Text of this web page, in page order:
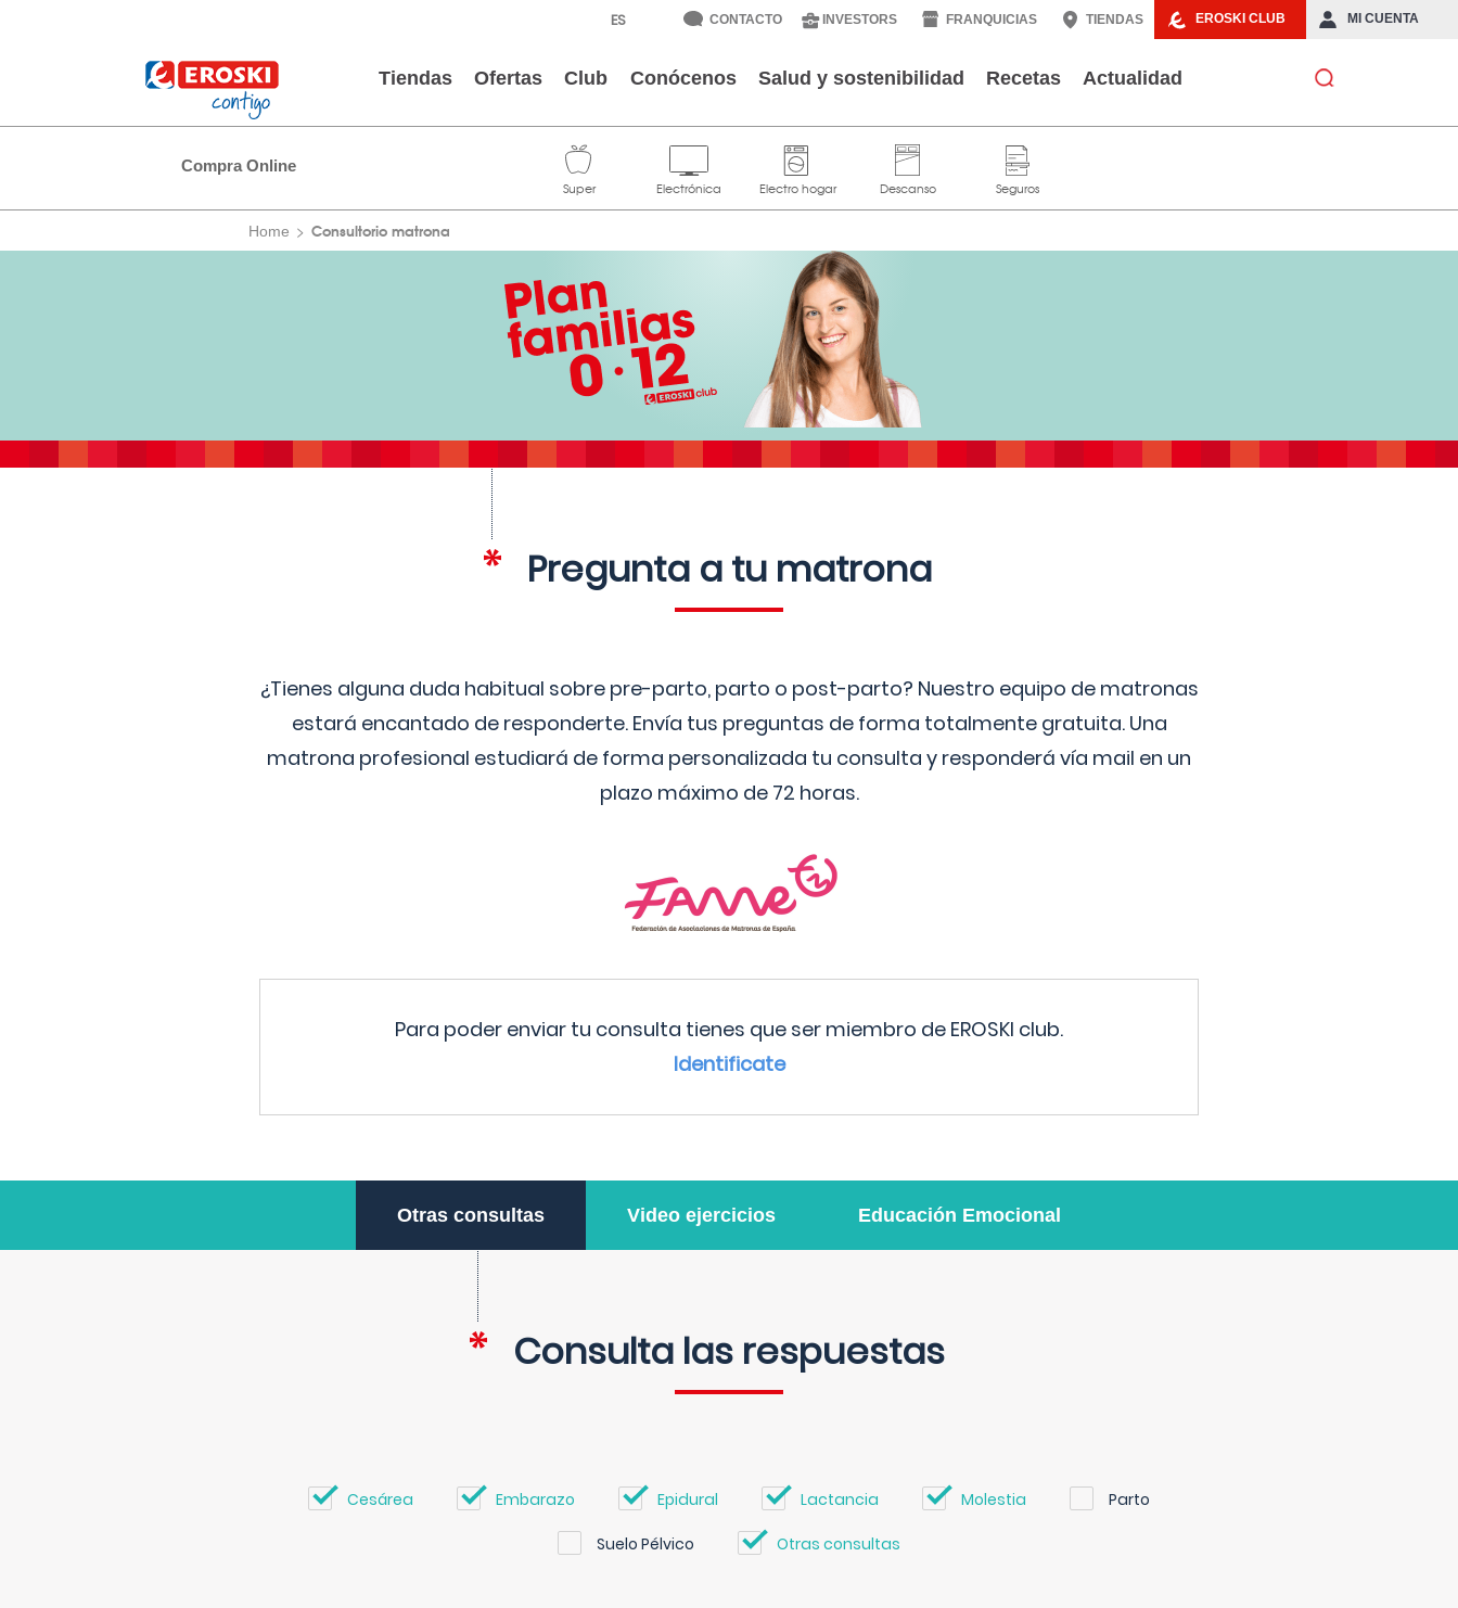
EROSKI CLUB MI CUENTA
CONTACTO INVESTORS FRANQUICIAS TIENDAS
Tiendas Ofertas Club Conócenos Salud y sostenibilidad Recetas Actualidad
Compra Online
Home Consultorio matrona
Pregunta a tu matrona
¿Tienes alguna duda habitual sobre pre-parto, parto o post-parto? Nuestro equipo de matronas
estará encantado de responderte. Envía tus preguntas de forma totalmente gratuita. Una
matrona profesional estudiará de forma personalizada tu consulta y responderá vía mail en un
plazo máximo de 72 horas.
Para poder enviar tu consulta tienes que ser miembro de EROSKI club.
Identificate
Otras consultas Video ejercicios Educación Emocional
Consulta las respuestas
Cesárea Embarazo Epidural Lactancia Molestia Parto
Suelo Pélvico Otras consultas